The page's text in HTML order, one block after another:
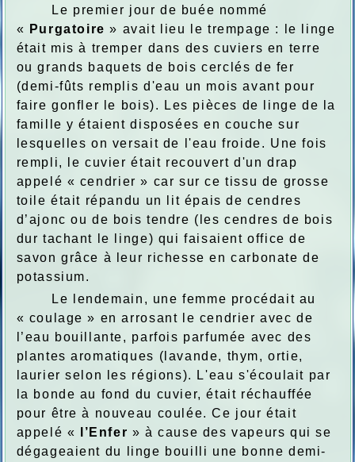
Le premier jour de buée nommé
« Purgatoire» avait lieu le trempage : le linge
était mis à tremper dans des cuviers en terre
ou grands baquets de bois cerclés de fer
(demi-fûts remplis d'eau un mois avant pour
faire gonfler le bois). Les pièces de linge de la
famille y étaient disposées en couche sur
lesquelles on versait de l'eau froide. Une fois
rempli, le cuvier était recouvert d'un drap
appelé « cendrier » car sur ce tissu de grosse
toile était répandu un lit épais de cendres
d’ajonc ou de bois tendre (les cendres de bois
dur tachant le linge) qui faisaient office de
savon grâce à leur richesse en carbonate de
potassium.
Le lendemain, une femme procédait au
« coulage » en arrosant le cendrier avec de
l’eau bouillante, parfois parfumée avec des
plantes aromatiques (lavande, thym, ortie,
laurier selon les régions). L'eau s'écoulait par
la bonde au fond du cuvier, était réchauffée
pour être à nouveau coulée. Ce jour était
appelé «
l’Enfer » à cause des vapeurs qui se
dégageaient du linge bouilli une bonne demi-